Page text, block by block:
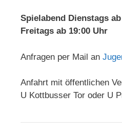
Spielabend Dienstags
Freitags ab 19:00 Uhr
Anfragen per Mail an
Anfahrt mit öffentlichen
U Kottbusser Tor oder U